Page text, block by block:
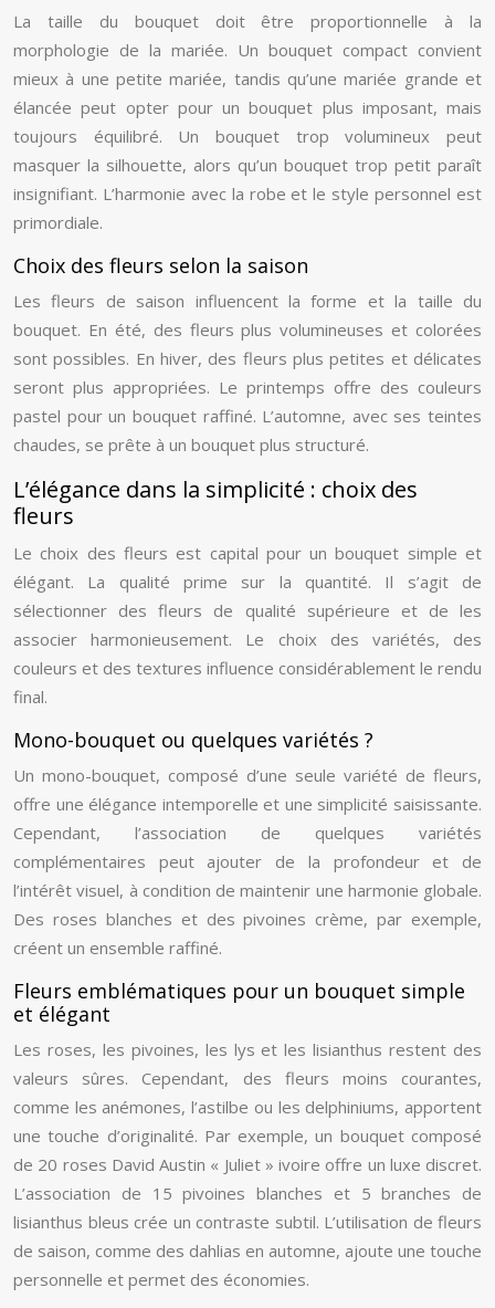
La taille du bouquet doit être proportionnelle à la
morphologie de la mariée. Un bouquet compact convient
mieux à une petite mariée, tandis qu’une mariée grande et
élancée peut opter pour un bouquet plus imposant, mais
toujours équilibré. Un bouquet trop volumineux peut
masquer la silhouette, alors qu’un bouquet trop petit paraît
insignifiant. L’harmonie avec la robe et le style personnel est
primordiale.
Choix des fleurs selon la saison
Les fleurs de saison influencent la forme et la taille du
bouquet. En été, des fleurs plus volumineuses et colorées
sont possibles. En hiver, des fleurs plus petites et délicates
seront plus appropriées. Le printemps offre des couleurs
pastel pour un bouquet raffiné. L’automne, avec ses teintes
chaudes, se prête à un bouquet plus structuré.
L’élégance dans la simplicité : choix des
fleurs
Le choix des fleurs est capital pour un bouquet simple et
élégant. La qualité prime sur la quantité. Il s’agit de
sélectionner des fleurs de qualité supérieure et de les
associer harmonieusement. Le choix des variétés, des
couleurs et des textures influence considérablement le rendu
final.
Mono-bouquet ou quelques variétés ?
Un mono-bouquet, composé d’une seule variété de fleurs,
offre une élégance intemporelle et une simplicité saisissante.
Cependant, l’association de quelques variétés
complémentaires peut ajouter de la profondeur et de
l’intérêt visuel, à condition de maintenir une harmonie globale.
Des roses blanches et des pivoines crème, par exemple,
créent un ensemble raffiné.
Fleurs emblématiques pour un bouquet simple
et élégant
Les roses, les pivoines, les lys et les lisianthus restent des
valeurs sûres. Cependant, des fleurs moins courantes,
comme les anémones, l’astilbe ou les delphiniums, apportent
une touche d’originalité. Par exemple, un bouquet composé
de 20 roses David Austin « Juliet » ivoire offre un luxe discret.
L’association de 15 pivoines blanches et 5 branches de
lisianthus bleus crée un contraste subtil. L’utilisation de fleurs
de saison, comme des dahlias en automne, ajoute une touche
personnelle et permet des économies.